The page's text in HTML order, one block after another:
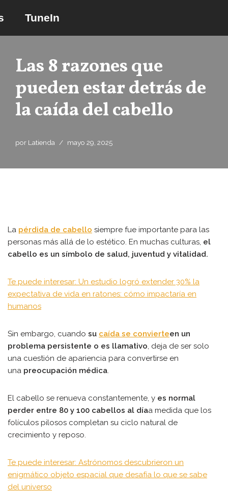
TuneIn
Las 8 razones que
pueden estar detrás de
la caída del cabello
por Latienda mayo 29, 2025
La pérdida de cabello siempre fue importante para las
personas más allá de lo estético. En muchas culturas, el
cabello es un símbolo de salud, juventud y vitalidad.
Te puede interesar: Un estudio logró extender 30% la
expectativa de vida en ratones: cómo impactaría en
humanos
Sin embargo, cuando su caída se convierteen un
problema persistente o es llamativo, deja de ser solo
una cuestión de apariencia para convertirse en
una preocupación médica.
El cabello se renueva constantemente, y es normal
perder entre 80 y 100 cabellos al díaa medida que los
folículos pilosos completan su ciclo natural de
crecimiento y reposo.
Te puede interesar: Astrónomos descubrieron un
enigmático objeto espacial que desafía lo que se sabe
del universo